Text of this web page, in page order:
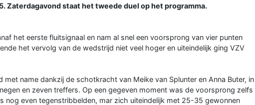
Zaterdagavond staat het tweede duel op het programma.
het eerste fluitsignaal en nam al snel een voorsprong van vier punten
het vervolg van de wedstrijd niet veel hoger en uiteindelijk ging VZV
met name dankzij de schotkracht van Meike van Splunter en Anna Buter, in
en zeven treffers. Op een gegeven moment was de voorsprong zelfs
nog even tegenstribbelden, mar zich uiteindelijk met 25-35 gewonnen